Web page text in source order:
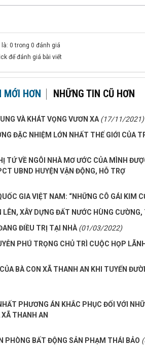
0 trong 0 đánh giá
để đánh giá bài viết
MỚI HƠN NHỮNG TIN CŨ HƠN
VÀ KHÁT VỌNG VƯƠN XA (17/11/2021)
ĐẶC NHIỆM LỚN NHẤT THẾ GIỚI CỦA
TỨ VỀ NGÔI NHÀ MƠ ƯỚC CỦA MÌNH
UBND HUYỆN VẬN ĐỘNG, HỖ TRỢ
GIA VIỆT NAM: “NHỮNG CÔ GÁI KIM
LÊN, XÂY DỰNG ĐẤT NƯỚC HÙNG
ĐIỀU TRỊ TẠI NHÀ (01/03/2022)
PHÚ TRỌNG CHỦ TRÌ CUỘC HỌP
BÀ CON XÃ THANH AN KHI TUYẾN
PHƯƠNG ÁN KHẮC PHỤC ĐỐI VỚI
THANH AN
PHÒNG BẤT ĐỘNG SẢN PHẠM THÁI BẢO